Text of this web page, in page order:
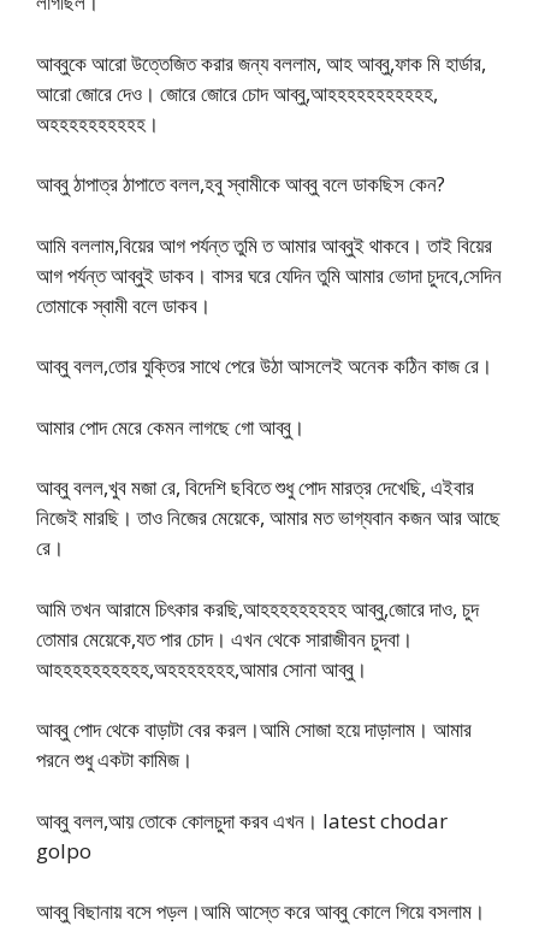
আব্বুকে আরো উত্তেজিত করার জন্য বললাম, আহ আব্বু,ফাক মি হার্ডার,
আরো জোরে দেও। জোরে জোরে চোদ আব্বু,আহহহহহহহহহহহ,
অহহহহহহহহহহ।
আব্বু ঠাপাত্র ঠাপাতে বলল,হবু স্বামীকে আব্বু বলে ডাকছিস কেন?
আমি বললাম,বিয়ের আগ পর্যন্ত তুমি ত আমার আব্বুই থাকবে। তাই বিয়ের
আগ পর্যন্ত আব্বুই ডাকব। বাসর ঘরে যেদিন তুমি আমার ভোদা চুদবে,সেদিন
তোমাকে স্বামী বলে ডাকব।
আব্বু বলল,তোর যুক্তির সাথে পেরে উঠা আসলেই অনেক কঠিন কাজ রে।
আমার পোদ মেরে কেমন লাগছে গো আব্বু।
আব্বু বলল,খুব মজা রে, বিদেশি ছবিতে শুধু পোদ মারত্র দেখেছি, এইবার
নিজেই মারছি। তাও নিজের মেয়েকে, আমার মত ভাগ্যবান কজন আর আছে
রে।
আমি তখন আরামে চিৎকার করছি,আহহহহহহহহহ আব্বু,জোরে দাও, চুদ
তোমার মেয়েকে,যত পার চোদ। এখন থেকে সারাজীবন চুদবা।
আহহহহহহহহহহ,অহহহহহহহ,আমার সোনা আব্বু।
আব্বু পোদ থেকে বাড়াটা বের করল।আমি সোজা হয়ে দাড়ালাম। আমার
পরনে শুধু একটা কামিজ।
আব্বু বলল,আয় তোকে কোলচুদা করব এখন। latest chodar
golpo
আব্বু বিছানায় বসে পড়ল।আমি আস্তে করে আব্বু কোলে গিয়ে বসলাম।